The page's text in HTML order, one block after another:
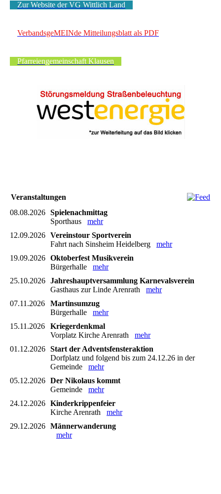
Zur Website der VG Wittlich Land
VerbandsgeMEINde Mitteilungsblatt als PDF
Pfarreiengemeinschaft Klausen
Veranstaltungen
08.08.2026 Spielenachmittag
Sporthaus mehr
12.09.2026 Vereinstour Sportverein
Fahrt nach Sinsheim Heidelberg mehr
19.09.2026 Oktoberfest Musikverein
Bürgerhalle mehr
25.10.2026 Jahreshauptversammlung Karnevalsverein
Gasthaus zur Linde Arenrath mehr
07.11.2026
Martinsumzug
Bürgerhalle mehr
15.11.2026
Kriegerdenkmal
Vorplatz Kirche Arenrath mehr
01.12.2026 Start der Adventsfensteraktion
Dorfplatz und folgend bis zum 24.12.26 in der
Gemeinde mehr
05.12.2026 Der Nikolaus kommt
Gemeinde mehr
24.12.2026 Kinderkrippenfeier
Kirche Arenrath mehr
29.12.2026 Männerwanderung
mehr